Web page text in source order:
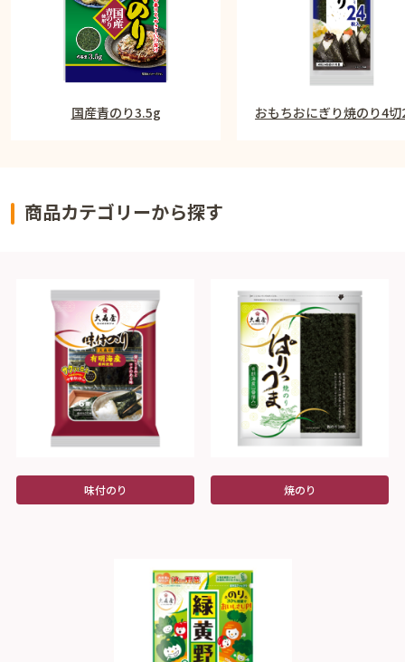
国産青のり3.5g おもちおにぎり焼のり4
商品カテゴリーから探す
味付のり 焼のり